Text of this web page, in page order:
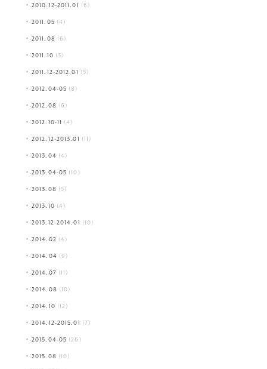
2010.12-2011.01 (6)
2011.05 (4)
2011.08 (6)
2011.10 (3)
2011.12-2012.01 (5)
2012.04-05 (8)
2012.08 (6)
2012.10-11 (4)
2012.12-2013.01 (11)
2013.04 (4)
2013.04-05 (10)
2013.08 (5)
2013.10 (4)
2013.12-2014.01 (10)
2014.02 (4)
2014.04 (9)
2014.07 (11)
2014.08 (10)
2014.10 (12)
2014.12-2015.01 (7)
2015.04-05 (26)
2015.08 (10)